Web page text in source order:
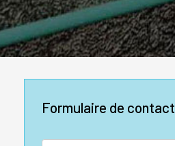
Formulaire de contact